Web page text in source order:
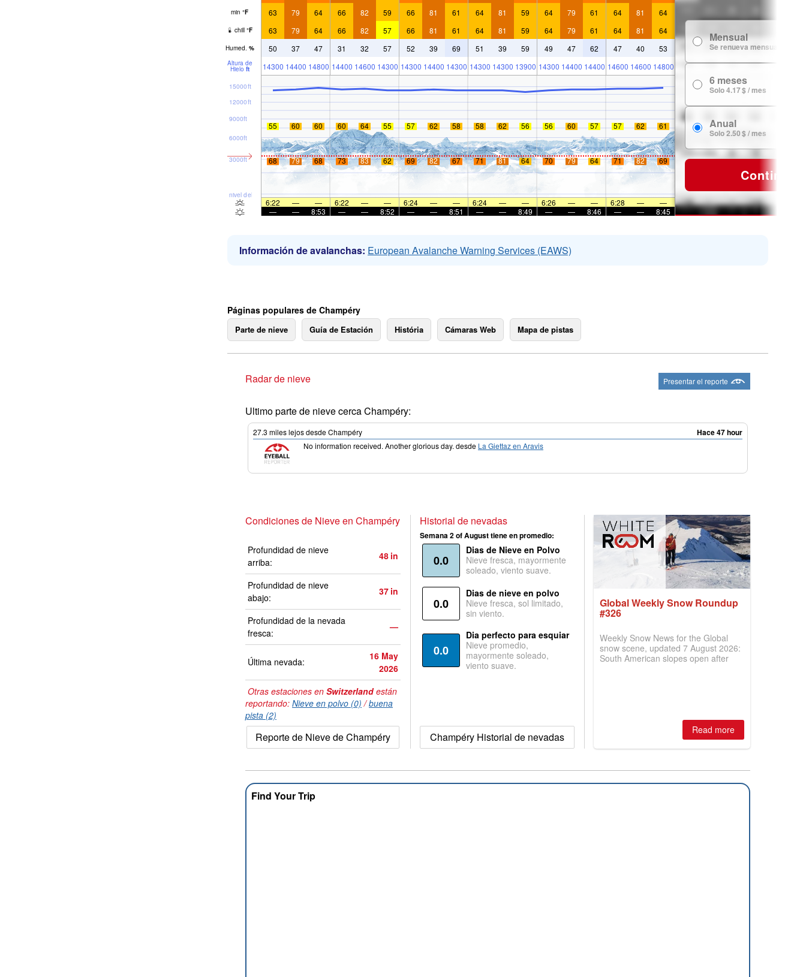
min °F 63 79 64 66 82 59 66 81 61 64 81 59 64 79 61 64 81 64
chill °F 63 79 64 66 82 57 66 81 61 64 81 59 64 79 61 64 81 64
Humed. % 50 37 47 31 32 57 52 39 69 51 39 59 49 47 62 47 40 53
Altura de
Hielo ft 14300 14400 14800 14400 14600 14300 14300 14400 14300 14300 14300 13900 14300 14400 14400 14600 14600 14800
nivel del mar
3000ft
6000ft
9000ft
12000ft
15000ft
55 60 60 60 64 55 57 62 58 58 62 56 56 60 57 57 62 61
68 79 68 73 83 62 69 82 67 71 81 64 70 79 64 71 82 69
6:22 — — 6:22 — — 6:24 — — 6:24 — — 6:26 — — 6:28 —
—
—
— 8:53 — — 8:52 — — 8:51 — — 8:49 — — 8:46 — — 8:45
Mensual
Se renueva mensualmente
6 meses
Solo 4.17 $ / mes
Anual
Solo 2.50 $ / mes
Continuar
Información de avalanchas: European Avalanche Warning Services (EAWS)
Páginas populares de Champéry
Parte de nieve Guía de Estación História Cámaras Web Mapa de pistas
Radar de nieve Presentar el reporte
Ultimo parte de nieve cerca Champéry:
27.3 mileslejos desde Champéry Hace 47 hour
No information received. Another glorious day. desde La Giettaz en Aravis
Condiciones de Nieve en Champéry
Profundidad de nieve
arriba:
48 in
Profundidad de nieve
abajo:
37 in
Profundidad de la nevada
fresca:
—
Última nevada:
16 May
2026
Otras estaciones en Switzerlandestán
reportando: Nieve en polvo (0) /buena
pista (2)
Reporte de Nieve de Champéry
Historial de nevadas
Semana 2 of August tiene en promedio:
0.0
Dias de Nieve en Polvo
Nieve fresca, mayormente
soleado, viento suave.
0.0
Dias de nieve en polvo
Nieve fresca, sol limitado,
sin viento.
0.0
Dia perfecto para esquiar
Nieve promedio,
mayormente soleado,
viento suave.
Champéry Historial de nevadas
Global Weekly Snow Roundup
#326
Weekly Snow News for the Global
snow scene, updated 7 August 2026:
South American slopes open after
Read more
Find Your Trip